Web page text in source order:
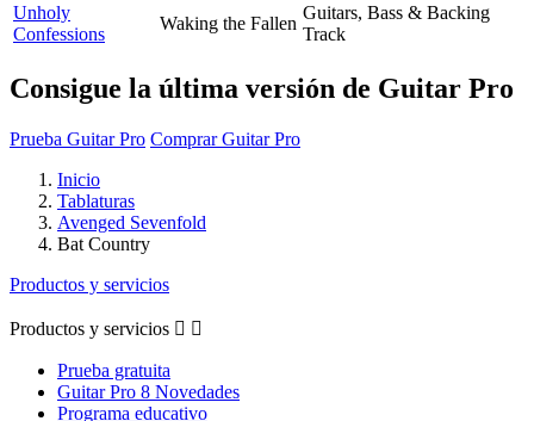
Unholy
Confessions
Waking the Fallen
Guitars, Bass & Backing
Track
Consigue la última versión de Guitar Pro
Prueba Guitar Pro Comprar Guitar Pro
Inicio
Tablaturas
Avenged Sevenfold
Bat Country
Productos y servicios
Productos y servicios  
Prueba gratuita
Guitar Pro 8 Novedades
Programa educativo